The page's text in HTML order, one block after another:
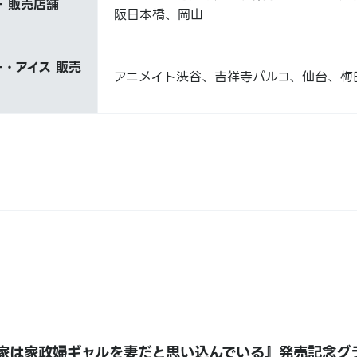
販売店舗
阪日本橋、岡山
アイス 販売 アニメイト渋谷、吉祥寺パルコ、仙台、梅